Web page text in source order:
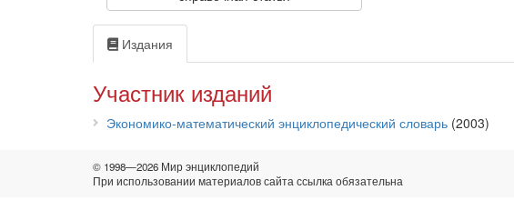
Издания
Участник изданий
Экономико-математический энциклопедический словарь (2003)
© 1998—2026 Мир энциклопедий
При использовании материалов сайта ссылка обязательна